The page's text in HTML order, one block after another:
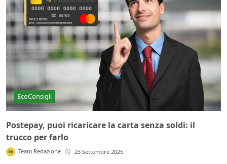
EcoConsigli
Postepay, puoi ricaricare la carta senza soldi: il
trucco per farlo
Team Redazione 23 Settembre 2025